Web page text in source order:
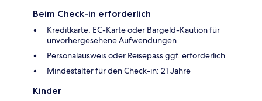
Beim Check-in erforderlich
Kreditkarte, EC-Karte oder Bargeld-Kaution für
unvorhergesehene Aufwendungen
Personalausweis oder Reisepass ggf. erforderlich
Mindestalter für den Check-in: 21 Jahre
Kinder